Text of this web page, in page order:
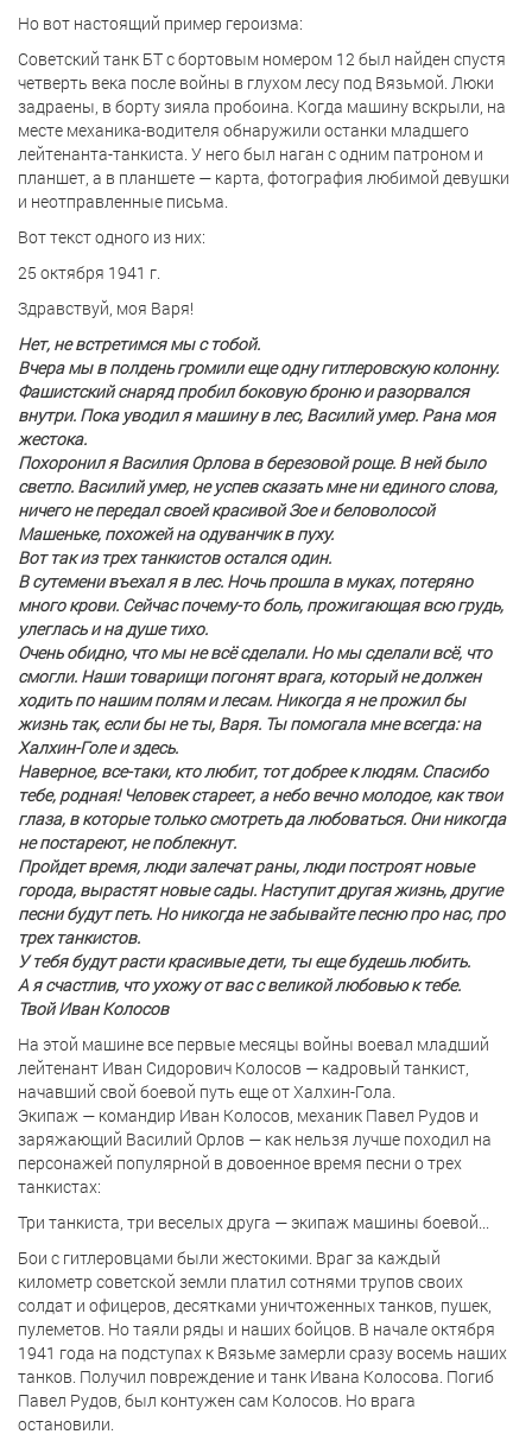
Но вот настоящий пример героизма:
Советский танк БТ с бортовым номером 12 был найден спустя
четверть века после войны в глухом лесу под Вязьмой. Люки
задраены, в борту зияла пробоина. Когда машину вскрыли, на
месте механика-водителя обнаружили останки младшего
лейтенанта-танкиста. У него был наган с одним патроном и
планшет, а в планшете — карта, фотография любимой девушки
и неотправленные письма.
Вот текст одного из них:
25 октября 1941 г.
Здравствуй, моя Варя!
Нет, не встретимся мы с тобой.
Вчера мы в полдень громили еще одну гитлеровскую колонну.
Фашистский снаряд пробил боковую броню и разорвался
внутри. Пока уводил я машину в лес, Василий умер. Рана моя
жестока.
Похоронил я Василия Орлова в березовой роще. В ней было
светло. Василий умер, не успев сказать мне ни единого слова,
ничего не передал своей красивой Зое и беловолосой
Машеньке, похожей на одуванчик в пуху.
Вот так из трех танкистов остался один.
В сутемени въехал я в лес. Ночь прошла в муках, потеряно
много крови. Сейчас почему-то боль, прожигающая всю грудь,
улеглась и на душе тихо.
Очень обидно, что мы не всё сделали. Но мы сделали всё, что
смогли. Наши товарищи погонят врага, который не должен
ходить по нашим полям и лесам. Никогда я не прожил бы
жизнь так, если бы не ты, Варя. Ты помогала мне всегда: на
Халхин-Голе и здесь.
Наверное, все-таки, кто любит, тот добрее к людям. Спасибо
тебе, родная! Человек стареет, а небо вечно молодое, как твои
глаза, в которые только смотреть да любоваться. Они никогда
не постареют, не поблекнут.
Пройдет время, люди залечат раны, люди построят новые
города, вырастят новые сады. Наступит другая жизнь, другие
песни будут петь. Но никогда не забывайте песню про нас, про
трех танкистов.
У тебя будут расти красивые дети, ты еще будешь любить.
А я счастлив, что ухожу от вас с великой любовью к тебе.
Твой Иван Колосов
На этой машине все первые месяцы войны воевал младший
лейтенант Иван Сидорович Колосов — кадровый танкист,
начавший свой боевой путь еще от Халхин-Гола.
Экипаж — командир Иван Колосов, механик Павел Рудов и
заряжающий Василий Орлов — как нельзя лучше походил на
персонажей популярной в довоенное время песни о трех
танкистах:
Три танкиста, три веселых друга — экипаж машины боевой...
Бои с гитлеровцами были жестокими. Враг за каждый
километр советской земли платил сотнями трупов своих
солдат и офицеров, десятками уничтоженных танков, пушек,
пулеметов. Но таяли ряды и наших бойцов. В начале октября
1941 года на подступах к Вязьме замерли сразу восемь наших
танков. Получил повреждение и танк Ивана Колосова. Погиб
Павел Рудов, был контужен сам Колосов. Но врага
остановили.